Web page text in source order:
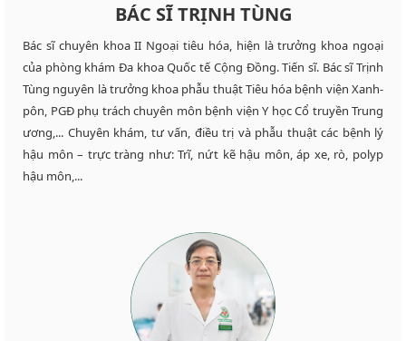
BÁC SĨ TRỊNH TÙNG
Bác sĩ chuyên khoa II Ngoại tiêu hóa, hiện là trưởng khoa ngoại
của phòng khám Đa khoa Quốc tế Cộng Đồng. Tiến sĩ. Bác sĩ Trịnh
Tùng nguyên là trưởng khoa phẫu thuật Tiêu hóa bệnh viện Xanh-
pôn, PGĐ phụ trách chuyên môn bệnh viện Y học Cổ truyền Trung
ương,... Chuyên khám, tư vấn, điều trị và phẫu thuật các bệnh lý
hậu môn – trực tràng như: Trĩ, nứt kẽ hậu môn, áp xe, rò, polyp
hậu môn,...